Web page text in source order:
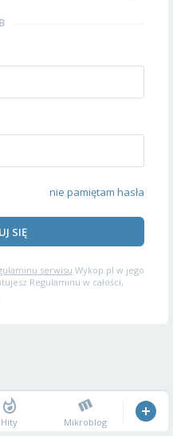
nie pamiętam hasła
SIĘ
serwisu Wykop.pl w jego
Regulaminu w całości,
Hity Mikroblog